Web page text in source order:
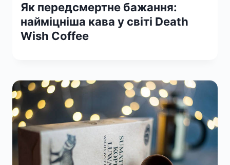
Як передсмертне бажання:
найміцніша кава у світі Death
Wish Coffee